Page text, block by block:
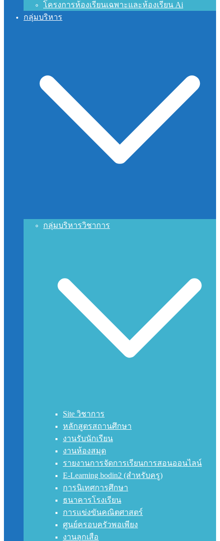
โครงการห้องเรียนเฉพาะและห้องเรียน Ai
กลุ่มบริหาร
กลุ่มบริหารวิชาการ
Site วิชาการ
หลักสูตรสถานศึกษา
งานรับนักเรียน
งานห้องสมุด
รายงานการจัดการเรียนการสอนออนไลน์
E-Learning bodin2 (สำหรับครู)
การนิเทศการศึกษา
ธนาคารโรงเรียน
การแข่งขันคณิตศาสตร์
ศูนย์ครอบครัวพอเพียง
งานลูกเสือ